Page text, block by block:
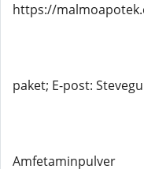
https://
paket; E-post:
Amfetaminpulver